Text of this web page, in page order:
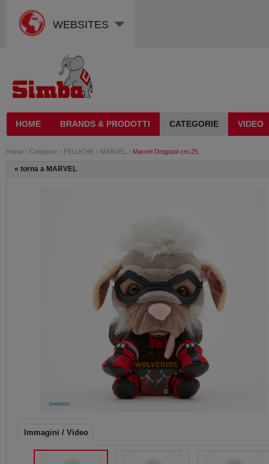
WEBSITES
HOME BRANDS & PRODOTTI CATEGORIE VIDEO
Home › Categorie › PELUCHE › MARVEL › Marvel Dogpool cm.25
« torna a MARVEL
Immagini / Video